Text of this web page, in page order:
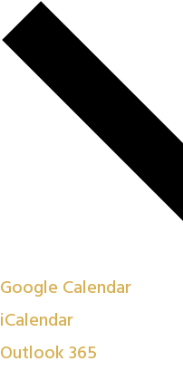
Google Calendar
iCalendar
Outlook 365